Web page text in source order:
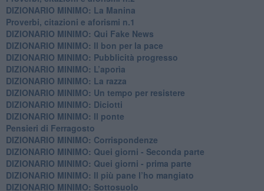
DIZIONARIO MINIMO: La Manina
​Proverbi, citazioni e aforismi n.1
DIZIONARIO MINIMO: Qui Fake News
DIZIONARIO MINIMO: ​Il bon per la pace
DIZIONARIO MINIMO: Pubblicità progresso
DIZIONARIO MINIMO: L’aporìa
DIZIONARIO MINIMO: La razza
DIZIONARIO MINIMO: Un tempo per resistere
DIZIONARIO MINIMO: Diciotti
DIZIONARIO MINIMO: Il ponte
Pensieri di Ferragosto
DIZIONARIO MINIMO: Corrispondenze
DIZIONARIO MINIMO: Quei giorni - Seconda parte
DIZIONARIO MINIMO: Quei giorni - prima parte
DIZIONARIO MINIMO: Il più pane l’ho mangiato
DIZIONARIO MINIMO: Sottosuolo